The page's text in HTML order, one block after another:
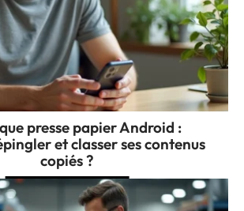
presse papier Android :
et classer ses contenus
copiés ?